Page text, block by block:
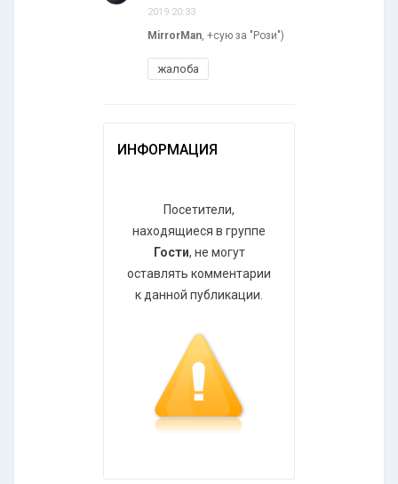
2019 20:33
MirrorMan, +cую за "Рози")
жалоба
ИНФОРМАЦИЯ
Посетители,
находящиеся в группе
Гости, не могут
оставлять комментарии
к данной публикации.